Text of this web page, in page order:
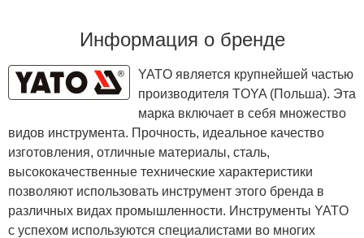
Информация о бренде
YATO является крупнейшей частью
производителя TOYA (Польша). Эта
марка включает в себя множество
видов инструмента. Прочность, идеальное качество
изготовления, отличные материалы, сталь,
высококачественные технические характеристики
позволяют использовать инструмент этого бренда в
различных видах промышленности. Инструменты YATO
с успехом используются специалистами во многих